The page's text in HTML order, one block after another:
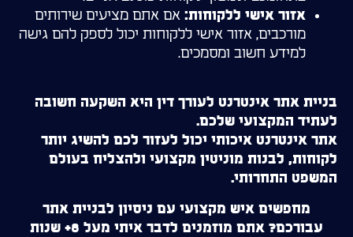
אזור אישי ללקוחות: אם אתם מציעים שירותים
מורכבים, אזור אישי ללקוחות יכול לספק להם גישה
למידע חשוב ומסמכים.
בניית אתר אינטרנט לעורך דין היא השקעה חשובה
לעתיד המקצועי שלכם.
אתר אינטרנט איכותי יכול לעזור לכם להשיג יותר
לקוחות, לבנות מוניטין מקצועי ולהצליח בעולם
המשפט התחרותי.
מחפשים איש מקצועי עם ניסיון לבניית אתר
עבורכם? אתם מוזמנים לדבר איתי מעל 8+ שנות